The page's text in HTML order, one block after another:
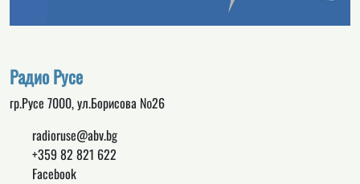
Радио Русе
гр.Русе 7000, ул.Борисова №26
radioruse@abv.bg
+359 82 821 622
Facebook